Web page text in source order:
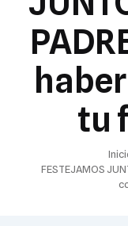
tu
FESTEJAMOS